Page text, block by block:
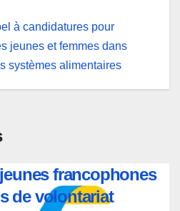
à candidatures pour
jeunes et femmes dans
systèmes alimentaires
jeunes francophones
de volontariat